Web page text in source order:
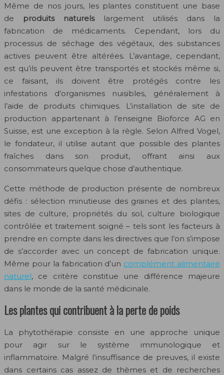
Même de nos jours, les plantes constituent une base
de produits naturelslargement utilisés dans la
fabrication de médicaments. Cependant, lors du
processus de séchage des végétaux, des substances
actives peuvent être altérées. L’avantage, cependant,
est qu’ils peuvent être transportés et stockés même si,
ce faisant, ils doivent être protégés contre les
infestations d’organismes nuisibles, généralement à
l’aide de produits chimiques. L’installation de site de
production appartenant à l’enseigne Bioforce AG en
Suisse, est une exception à la règle. Selon Alfred Vogel,
le fondateur, il utilise autant que possible des plantes
fraîches dans son produit, offrant ainsi aux
consommateurs quelque chose d’authentique.
Cette méthode de production présente de nombreux
défis : sélection minutieuse des graines et des plantes,
sites de culture, propriétés du sol, culture biologique
contrôlée et traitement soigné – tels sont les facteurs à
prendre en compte dans les directives que l’on s’impose
de s’accorder avec un concept de fabrication unique.
Même pour la fabrication d’un complément alimentaire
naturel, ce critère constitue une différence majeure
dans le monde de la santé médicinale.
Les plantes qui contribuent à la perte de poids
La phytothérapie consiste en une approche unique
pour agir sur le système immunologique et
inflammatoire. Malgré l’insuffisance de preuves, il existe
dans certains cas assez de thèmes et de recherches